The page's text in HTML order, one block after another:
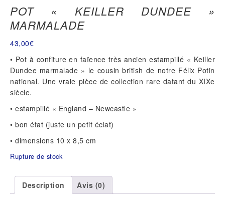
POT « KEILLER DUNDEE »
MARMALADE
43,00€
• Pot à confiture en faïence très ancien estampillé « Keiller
Dundee marmalade » le cousin british de notre Félix Potin
national. Une vraie pièce de collection rare datant du XIXe
siècle.
• estampillé « England – Newcastle »
• bon état (juste un petit éclat)
• dimensions 10 x 8,5 cm
Rupture de stock
Description Avis (0)